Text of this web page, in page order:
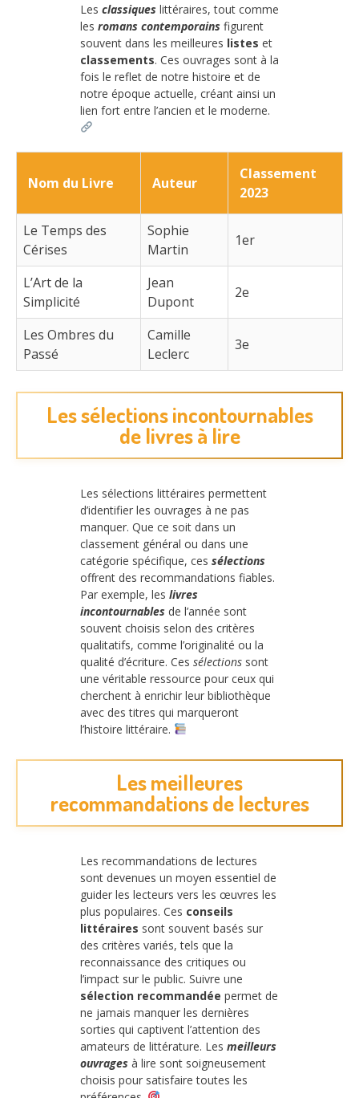
Les classiques littéraires, tout comme
les romans contemporains figurent
souvent dans les meilleures listes et
classements. Ces ouvrages sont à la
fois le reflet de notre histoire et de
notre époque actuelle, créant ainsi un
lien fort entre l’ancien et le moderne.
Nom du Livre Auteur
Classement
2023
Le Temps des
Cérises
Sophie
Martin
1er
L’Art de la
Simplicité
Jean
Dupont
2e
Les Ombres du
Passé
Camille
Leclerc
3e
Les sélections incontournables
de livres à lire
Les sélections littéraires permettent
d’identifier les ouvrages à ne pas
manquer. Que ce soit dans un
classement général ou dans une
catégorie spécifique, ces sélections
offrent des recommandations fiables.
Par exemple, les livres
incontournables de l’année sont
souvent choisis selon des critères
qualitatifs, comme l’originalité ou la
qualité d’écriture. Ces sélections sont
une véritable ressource pour ceux qui
cherchent à enrichir leur bibliothèque
avec des titres qui marqueront
l’histoire littéraire.
Les meilleures
recommandations de lectures
Les recommandations de lectures
sont devenues un moyen essentiel de
guider les lecteurs vers les œuvres les
plus populaires. Ces conseils
littéraires sont souvent basés sur
des critères variés, tels que la
reconnaissance des critiques ou
l’impact sur le public. Suivre une
sélection recommandée permet de
ne jamais manquer les dernières
sorties qui captivent l’attention des
amateurs de littérature. Les meilleurs
ouvrages à lire sont soigneusement
choisis pour satisfaire toutes les